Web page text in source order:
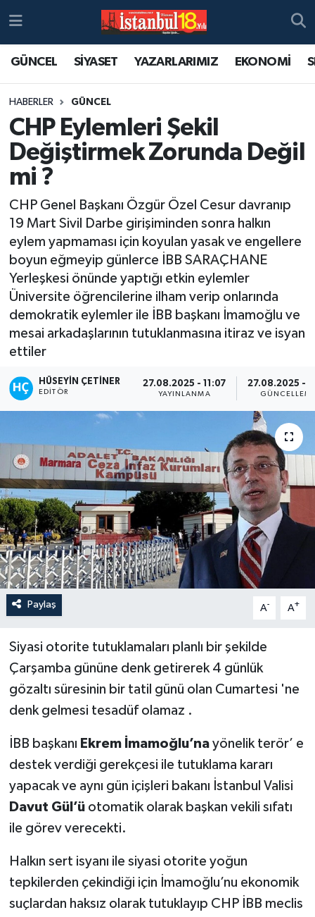
GÜNCEL SİYASET YAZARLARIMIZ EKONOMİ
HABERLER GÜNCEL
CHP Eylemleri Şekil
Değiştirmek Zorunda Değil
mi ?
CHP Genel Başkanı Özgür Özel Cesur davranıp
19 Mart Sivil Darbe girişiminden sonra halkın
eylem yapmaması için koyulan yasak ve engellere
boyun eğmeyip günlerce İBB SARAÇHANE
Yerleşkesi önünde yaptığı etkin eylemler
Üniversite öğrencilerine ilham verip onlarında
demokratik eylemler ile İBB başkanı İmamoğlu ve
mesai arkadaşlarının tutuklanmasına itiraz ve isyan
ettiler
HÜSEYIN ÇETINER
EDITÖR
27.08.2025 - 11:07
YAYINLANMA
27.08.2025 -
Paylaş A- A+
Siyasi otorite tutuklamaları planlı bir şekilde
Çarşamba gününe denk getirerek 4 günlük
gözaltı süresinin bir tatil günü olan Cumartesi 'ne
denk gelmesi tesadüf olamaz .
İBB başkanı Ekrem İmamoğlu’nayönelik terör’ e
destek verdiği gerekçesi ile tutuklama kararı
yapacak ve aynı gün içişleri bakanı İstanbul Valisi
Davut Gül’üotomatik olarak başkan vekili sıfatı
ile görev verecekti.
Halkın sert isyanı ile siyasi otorite yoğun
tepkilerden çekindiği için İmamoğlu’nu ekonomik
suçlardan haksız olarak tutuklayıp CHP İBB meclis